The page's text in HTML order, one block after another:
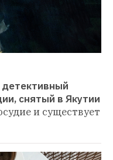
снятый в Якутии
и существует